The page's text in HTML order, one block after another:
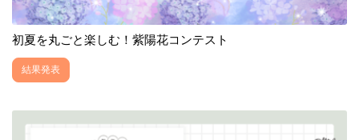
初夏を丸ごと楽しむ！紫陽花コンテスト
結果発表